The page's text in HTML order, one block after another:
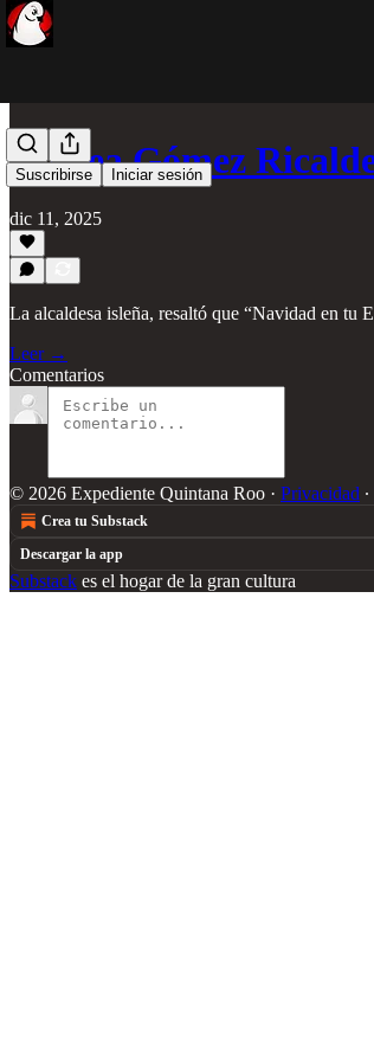
Suscribirse Iniciar sesión
Atenea Gómez
dic 11, 2025
La alcaldesa isleña, resaltó que “Navidad en tu
Leer →
Comentarios
© 2026 Expediente Quintana Roo · Privacidad ∙
Crea tu Substack
Descargar la app
Substack es el hogar de la gran cultura